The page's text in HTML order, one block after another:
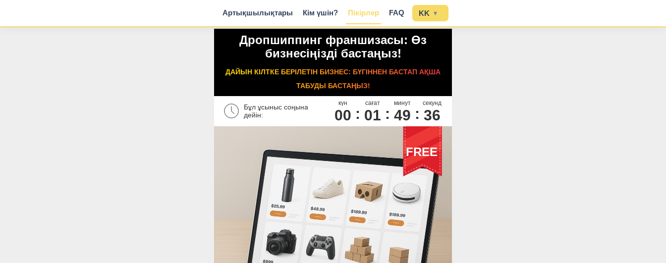
Артықшылықтары Кім үшін? Пікірлер FAQ KK ▾
Дропшиппинг франшизасы: Өз
бизнесіңізді бастаңыз!
ДАЙЫН КІЛТКЕ БЕРІЛЕТІН БИЗНЕС: БҮГІННЕН БАСТАП АҚША
ТАБУДЫ БАСТАҢЫЗ!
Бұл ұсыныс соңына
дейін:
күн
00
сағат
01
минут
49
секунд
35
FREE